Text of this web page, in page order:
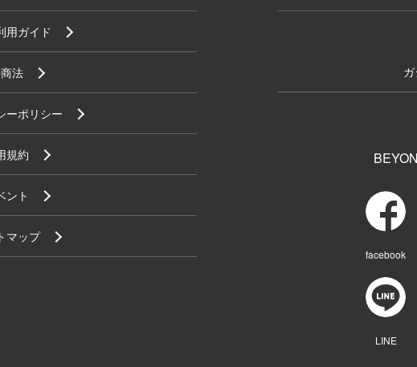
用ガイド
法
ーポリシー
規約
ント
マップ
facebook
LINE